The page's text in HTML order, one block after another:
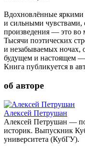
Вдохновлённые
и сильными чувствами,
произведения — это во
Тысячи поэтических
и незабываемых ночах,
будущем и настоящем —
Книга публикуется в
об авторе
Алексей Петрушан
Алексей Петрушан —
историк. Выпускник
университета (КубГУ).